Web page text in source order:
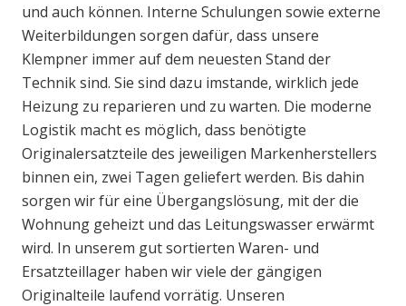
und auch können. Interne Schulungen sowie externe
Weiterbildungen sorgen dafür, dass unsere
Klempner immer auf dem neuesten Stand der
Technik sind. Sie sind dazu imstande, wirklich jede
Heizung zu reparieren und zu warten. Die moderne
Logistik macht es möglich, dass benötigte
Originalersatzteile des jeweiligen Markenherstellers
binnen ein, zwei Tagen geliefert werden. Bis dahin
sorgen wir für eine Übergangslösung, mit der die
Wohnung geheizt und das Leitungswasser erwärmt
wird. In unserem gut sortierten Waren- und
Ersatzteillager haben wir viele der gängigen
Originalteile laufend vorrätig. Unseren